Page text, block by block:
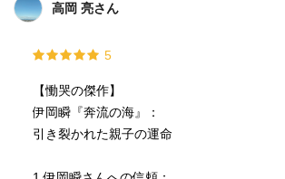
千遥の人生と裕二の人生。そして20年前の
ー！！｣となってしまった。(語彙力皆無)
千遥が千里見町の防波堤の上から逆光に光
高岡 亮さん
5
【慟哭の傑作】
伊岡瞬『奔流の海』：
引き裂かれた親子の運命